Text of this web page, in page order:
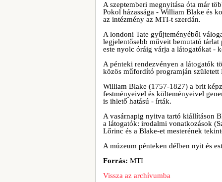
A szeptemberi megnyitása óta már
Pokol házassága - William Blake és
az intézmény az MTI-t szerdán.
A londoni Tate gyűjteményéből
legjelentősebb műveit bemutató
este nyolc óráig várja a látogatókat -
A pénteki rendezvényen a látogatók
közös műfordító programján született
William Blake (1757-1827) a brit
festményeivel és költeményeivel
is ihlető hatású - írták.
A vasárnapig nyitva tartó kiállításon
a látogatók: irodalmi vonatkozások
Lőrinc és a Blake-et mesterének
A múzeum pénteken délben nyit és
Forrás: MTI
Vissza az archívumba